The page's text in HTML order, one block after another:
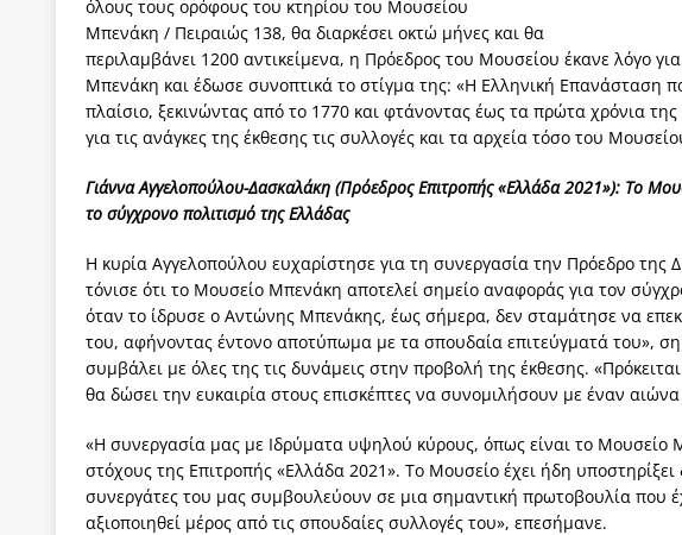
όλους τους ορόφους του κτηρίου του Μουσείου
Μπενάκη / Πειραιώς 138, θα διαρκέσει οκτώ μήνες και θα
περιλαμβάνει 1200 αντικείμενα, η Πρόεδρος του Μουσείου έκανε λόγο
Μπενάκη και έδωσε συνοπτικά το στίγμα της: «Η Ελληνική Επανάσταση
πλαίσιο, ξεκινώντας από το 1770 και φτάνοντας έως τα πρώτα χρόνια της
για τις ανάγκες της έκθεσης τις συλλογές και τα αρχεία τόσο του
Γιάννα Αγγελοπούλου-Δασκαλάκη (Πρόεδρος Επιτροπής «Ελλάδα2021»): Το
το σύγχρονο πολιτισμό της Ελλάδας
Η κυρία Αγγελοπούλου ευχαρίστησε για τη συνεργασία την Πρόεδρο της
τόνισε ότι το Μουσείο Μπενάκη αποτελεί σημείο αναφοράς για τον
όταν το ίδρυσε ο Αντώνης Μπενάκης, έως σήμερα, δεν σταμάτησε να
του, αφήνοντας έντονο αποτύπωμα με τα σπουδαία επιτεύγματά του»,
συμβάλει με όλες της τις δυνάμεις στην προβολή της έκθεσης.
θα δώσει την ευκαιρία στους επισκέπτες να συνομιλήσουν με έναν
«Η συνεργασία μας με Ιδρύματα υψηλού κύρους, όπως είναι το Μουσείο
στόχους της Επιτροπής «Ελλάδα 2021». Το Μουσείο έχει ήδη
συνεργάτες του μας συμβουλεύουν σε μια σημαντική πρωτοβουλία που
αξιοποιηθεί μέρος από τις σπουδαίες συλλογές του», επεσήμανε.